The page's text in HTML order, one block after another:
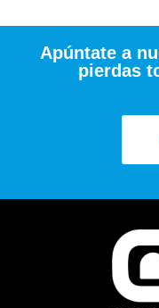
Apúntate a
pierdas